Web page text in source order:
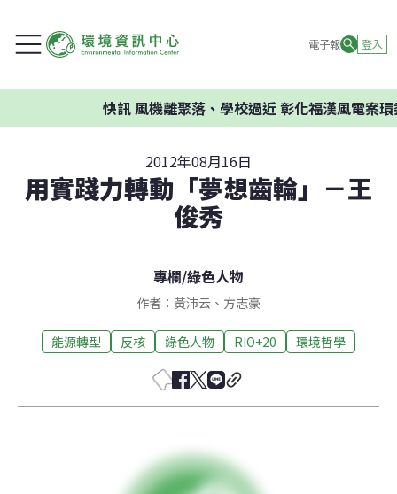
電子報 登入
風機離聚落、學校過近 彰化福漢風電案環委建
2012年08月16日
用實踐力轉動「夢想齒輪」－王
俊秀
專欄/綠色人物
作者：黃沛云、方志豪
能源轉型 反核 綠色人物 RIO+20 環境哲學